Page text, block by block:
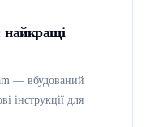
найкращі
— вбудований
інструкції для